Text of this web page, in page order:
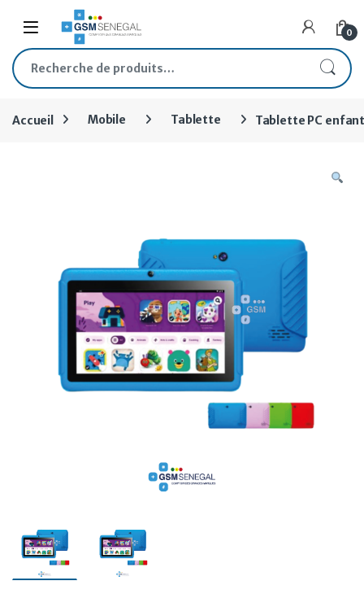
Skip to navigation
Skip to content
Open 0
Recherche pour :
Accueil Mobile Tablette Tablette PC enfant